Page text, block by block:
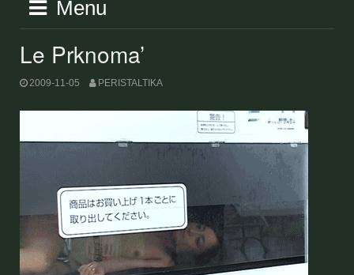
Menu
Le Prknoma’
2009-11-05 PERISTALTIKA